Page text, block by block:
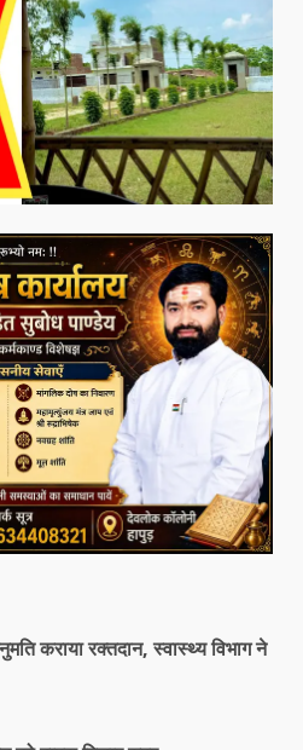
कराया रक्तदान, स्वास्थ्य विभाग ने